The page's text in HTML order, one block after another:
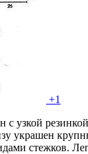
+1
узкой
украшен
стежков.